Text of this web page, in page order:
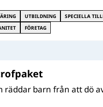
UTBILDNING
SPECIELLA
FÖRETAG
räddar barn från att dö